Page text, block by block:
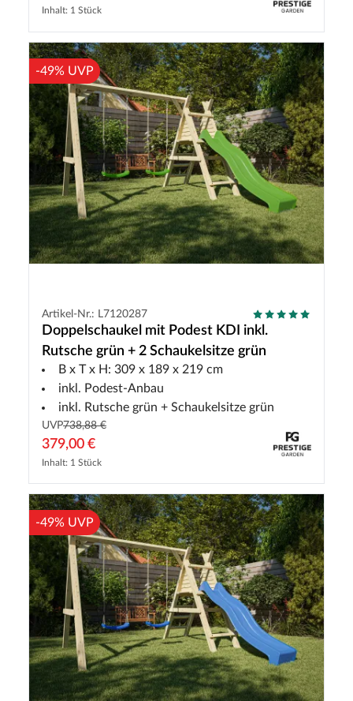
Inhalt: 1 Stück
-49% UVP
Artikel-Nr.: L7120287
Doppelschaukel mit Podest KDI inkl.
Rutsche grün + 2 Schaukelsitze grün
B x T x H: 309 x 189 x 219 cm
inkl. Podest-Anbau
inkl. Rutsche grün + Schaukelsitze grün
UVP738,88 €
379,00 €
Inhalt: 1 Stück
-49% UVP